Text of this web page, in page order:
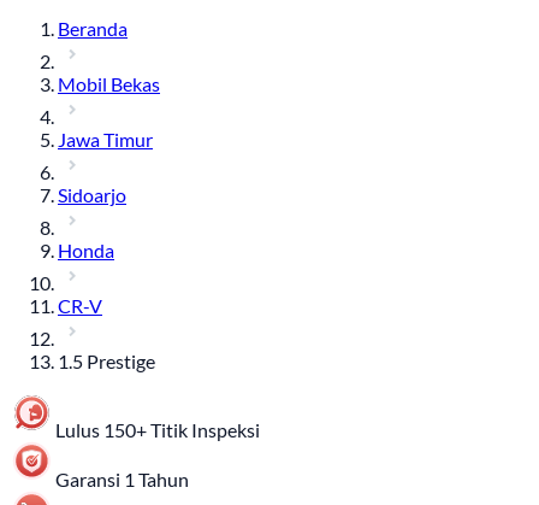
Beranda
Mobil Bekas
Jawa Timur
Sidoarjo
Honda
CR-V
1.5 Prestige
Lulus 150+ Titik Inspeksi
Garansi 1 Tahun